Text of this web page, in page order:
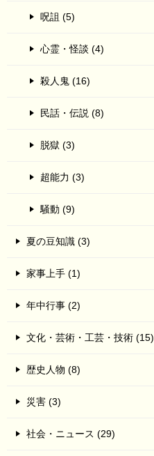
呪詛 (5)
心霊・怪談 (4)
殺人鬼 (16)
民話・伝説 (8)
脱獄 (3)
超能力 (3)
騒動 (9)
夏の豆知識 (3)
家事上手 (1)
年中行事 (2)
文化・芸術・工芸・技術 (15)
歴史人物 (8)
災害 (3)
社会・ニュース (29)